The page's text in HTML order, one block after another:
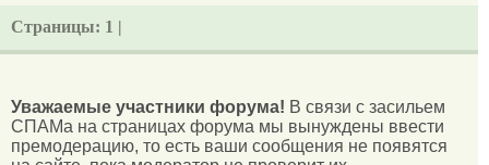
Страницы: 1 |
Уважаемые участники форума! В связи с засильем
СПАМа на страницах форума мы вынуждены ввести
премодерацию, то есть ваши сообщения не появятся